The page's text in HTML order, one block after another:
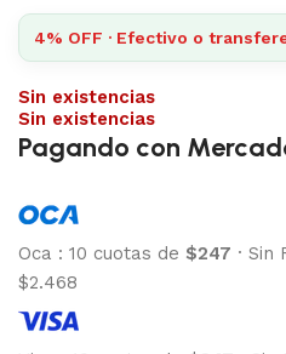
4% OFF · Efectivo o
Sin existencias
Sin existencias
Pagando con
Oca : 10 cuotas de $247 · Sin
$2.468